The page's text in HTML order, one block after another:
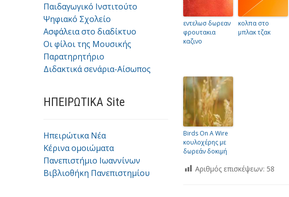
Παιδαγωγικό Ινστιτούτο
Ψηφιακό Σχολείο
Ασφάλεια στο διαδίκτυο
Οι φίλοι της Μουσικής
Παρατηρητήριο
Διδακτικά σενάρια-Αίσωπος
ΗΠΕΙΡΩΤΙΚΑ Site
Ηπειρώτικα Νέα
Κέρινα ομοιώματα
Πανεπιστήμιο Ιωαννίνων
Βιβλιοθήκη Πανεπιστημίου
εντελωσ δωρεαν
φρουτακια
καζινο
κολπα στο
μπλακ τζακ
Birds On A Wire
κουλοχέρης με
δωρεάν δοκιμή
Αριθμός επισκέψεων: 58